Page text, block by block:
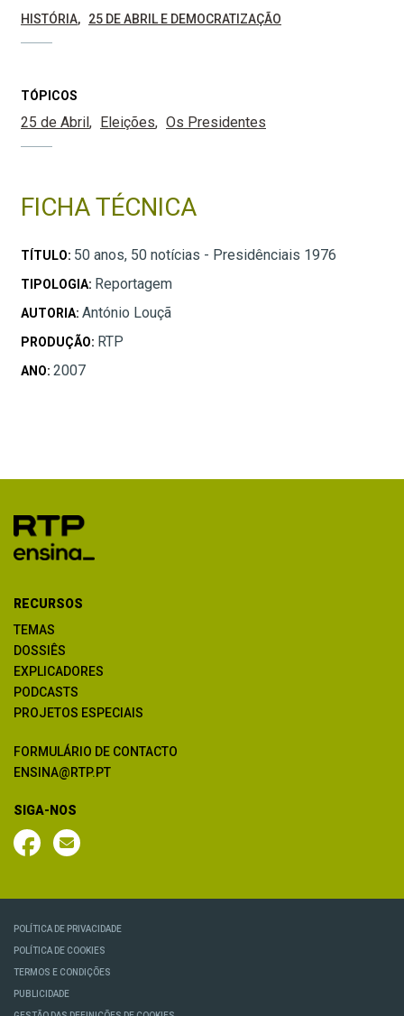
HISTÓRIA
25 DE ABRIL E DEMOCRATIZAÇÃO
TÓPICOS
25 de Abril Eleições Os Presidentes
FICHA TÉCNICA
TÍTULO: 50 anos, 50 notícias - Presidênciais 1976
TIPOLOGIA: Reportagem
AUTORIA: António Louçã
PRODUÇÃO: RTP
ANO: 2007
RECURSOS
TEMAS
DOSSIÊS
EXPLICADORES
PODCASTS
PROJETOS ESPECIAIS
FORMULÁRIO DE CONTACTO
ENSINA@RTP.PT
SIGA-NOS
POLÍTICA DE PRIVACIDADE
POLÍTICA DE COOKIES
TERMOS E CONDIÇÕES
PUBLICIDADE